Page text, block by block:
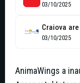
03/10/2025
03/10/2025
AnimaWings a